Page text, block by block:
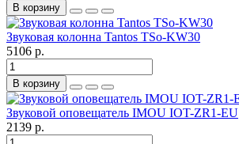
В корзину
Звуковая колонна Tantos TSo-KW30
5106 р.
В корзину
Звуковой оповещатель IMOU IOT-ZR1-EU
2139 р.